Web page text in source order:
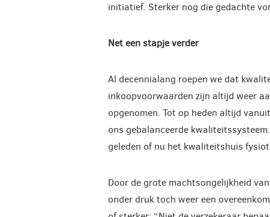
initiatief. Sterker nog die gedachte
Net een stapje verder
Al decennialang roepen we dat
inkoopvoorwaarden zijn altijd weer
opgenomen. Tot op heden altijd
ons gebalanceerde
geleden of nu het kwaliteitshuis
Door de grote machtsongelijkheid
onder druk toch weer een